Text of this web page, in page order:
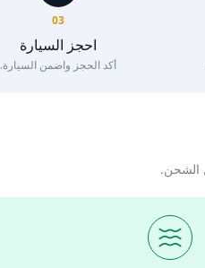
03
احجز السيارة
أكد الحجز واضمن السيارة.
الشحن.